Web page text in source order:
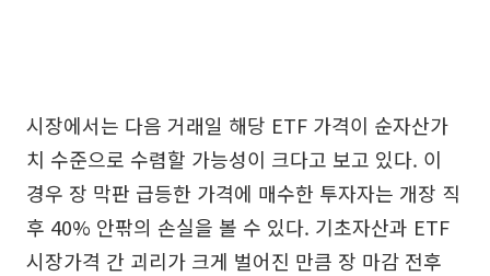
시장에서는 다음 거래일 해당 ETF 가격이 순자산가
치 수준으로 수렴할 가능성이 크다고 보고 있다. 이
경우 장 막판 급등한 가격에 매수한 투자자는 개장 직
후 40% 안팎의 손실을 볼 수 있다. 기초자산과 ETF
시장가격 간 괴리가 크게 벌어진 만큼 장 마감 전후